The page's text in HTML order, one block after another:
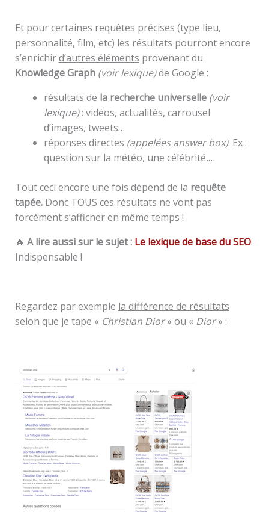
Et pour certaines requêtes précises (type lieu,
personnalité, film, etc) les résultats pourront encore
s’enrichird’autres éléments provenant du
Knowledge Graph (voir lexique)de Google :
résultats de la recherche universelle (voir
lexique): vidéos, actualités, carrousel
d’images, tweets…
réponses directes (appelées answer box). Ex :
question sur la météo, une célébrité,…
Tout ceci encore une fois dépend de la requête
tapée.Donc TOUS ces résultats ne vont pas
forcément s’afficher en même temps !
🔥 A lire aussi sur le sujet : Le lexique de base du SEO.
Indispensable !
Regardez par exemple la différence de résultats
selon que je tape « Christian Dior» ou « Dior» :